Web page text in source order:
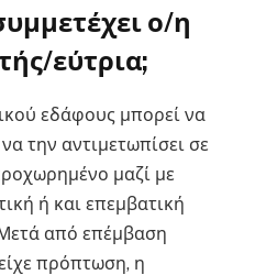
ο/η
εύτρια;
εδάφους μπορεί να
την αντιμετωπίσει σε
μαζί με
ή και επεμβατική
από επέμβαση
πρόπτωση, η